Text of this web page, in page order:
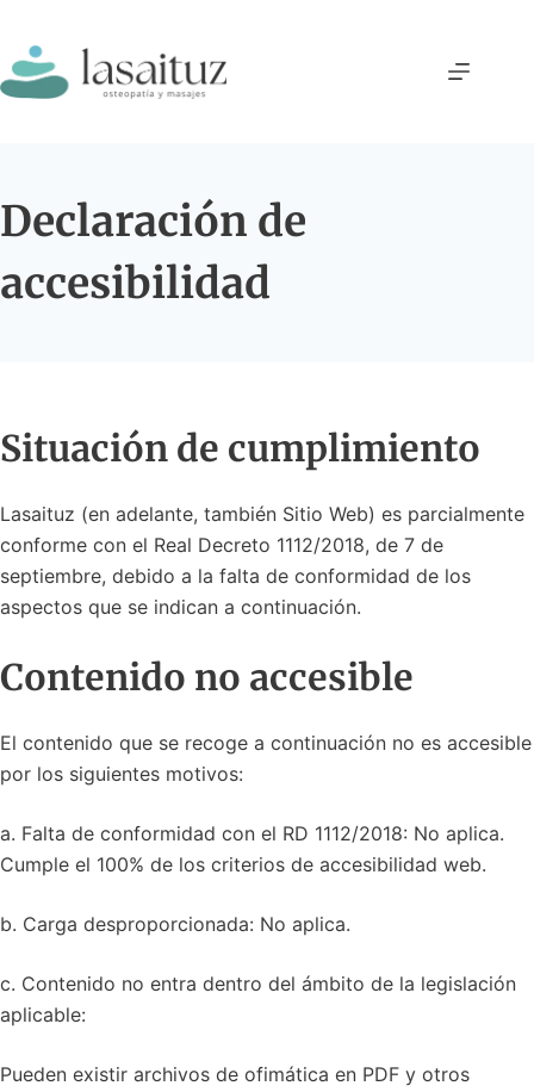
contenido
Declaración de
accesibilidad
Situación de cumplimiento
Lasaituz (en adelante, también Sitio Web) es parcialmente
conforme con el Real Decreto 1112/2018, de 7 de
septiembre, debido a la falta de conformidad de los
aspectos que se indican a continuación.
Contenido no accesible
El contenido que se recoge a continuación no es accesible
por los siguientes motivos:
a. Falta de conformidad con el RD 1112/2018: No aplica.
Cumple el 100% de los criterios de accesibilidad web.
b. Carga desproporcionada: No aplica.
c. Contenido no entra dentro del ámbito de la legislación
aplicable:
Pueden existir archivos de ofimática en PDF y otros